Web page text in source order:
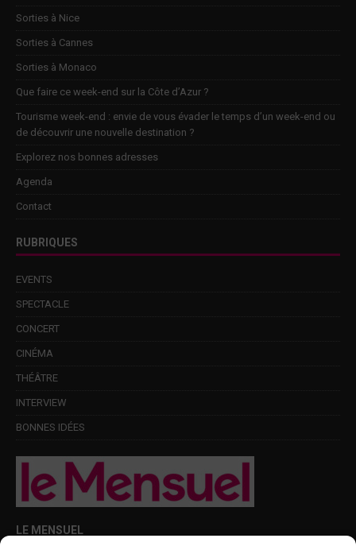
Sorties à Nice
Sorties à Cannes
Sorties à Monaco
Que faire ce week-end sur la Côte d’Azur ?
Tourisme week-end : envie de vous évader le temps d’un week-end ou
de découvrir une nouvelle destination ?
Explorez nos bonnes adresses
Agenda
Contact
RUBRIQUES
EVENTS
SPECTACLE
CONCERT
CINÉMA
THÉÂTRE
INTERVIEW
BONNES IDÉES
LE MENSUEL